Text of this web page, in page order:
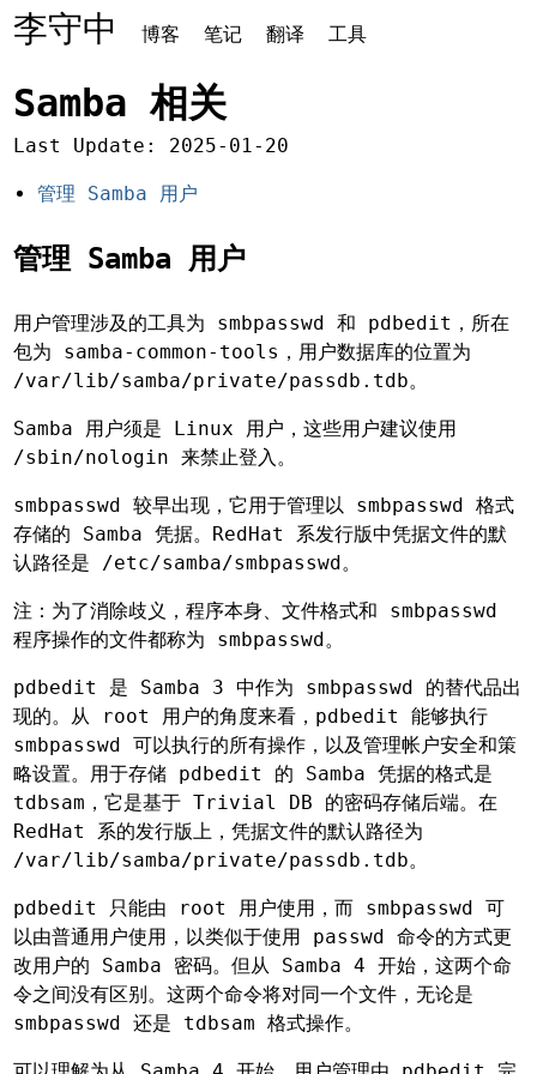
李守中 博客 笔记 翻译 工具
Samba 相关
Last Update: 2025-01-20
管理 Samba 用户
管理 Samba 用户
用户管理涉及的工具为 smbpasswd 和 pdbedit，所在
包为 samba-common-tools，用户数据库的位置为
/var/lib/samba/private/passdb.tdb。
Samba 用户须是 Linux 用户，这些用户建议使用
/sbin/nologin 来禁止登入。
smbpasswd 较早出现，它用于管理以 smbpasswd 格式
存储的 Samba 凭据。RedHat 系发行版中凭据文件的默
认路径是 /etc/samba/smbpasswd。
注：为了消除歧义，程序本身、文件格式和 smbpasswd
程序操作的文件都称为 smbpasswd。
pdbedit 是 Samba 3 中作为 smbpasswd 的替代品出
现的。从 root 用户的角度来看，pdbedit 能够执行
smbpasswd 可以执行的所有操作，以及管理帐户安全和策
略设置。用于存储 pdbedit 的 Samba 凭据的格式是
tdbsam，它是基于 Trivial DB 的密码存储后端。在
RedHat 系的发行版上，凭据文件的默认路径为
/var/lib/samba/private/passdb.tdb。
pdbedit 只能由 root 用户使用，而 smbpasswd 可
以由普通用户使用，以类似于使用 passwd 命令的方式更
改用户的 Samba 密码。但从 Samba 4 开始，这两个命
令之间没有区别。这两个命令将对同一个文件，无论是
smbpasswd 还是 tdbsam 格式操作。